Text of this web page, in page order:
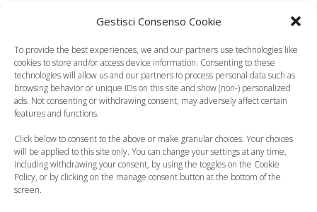
Gestisci Consenso Cookie
To provide the best experiences, we and our partners use technologies like
cookies to store and/or access device information. Consenting to these
technologies will allow us and our partners to process personal data such as
browsing behavior or unique IDs on this site and show (non-) personalized
ads. Not consenting or withdrawing consent, may adversely affect certain
features and functions.
Click below to consent to the above or make granular choices. Your choices
will be applied to this site only. You can change your settings at any time,
including withdrawing your consent, by using the toggles on the Cookie
Policy, or by clicking on the manage consent button at the bottom of the
screen.
delle volte sufficiente per iniziare una minima
precocissima alimentazione, fondamentale nei neonati
critici.
9.L’empty breast.
Per facilitare l’attacco al seno del neonato prematuro si
spreme la mammella prima della poppata integrando
eventualmente col latte spremuto. Se la spremitura è